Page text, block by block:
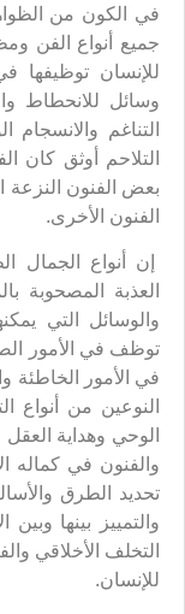
في الكون من
جميع أنواع الفن
للإنسان توظيفها
وسائل للانحطاط
التناغم والانسجام
التلاحم أوثق كان
بعض الفنون النزعة
الفنون الأخرى.
إن أنواع الجمال
العذبة المصحوبة
والوسائل التي
توظف في الأمور
في الأمور الخاطئة
النوعين من أنواع
الوحي وهداية
والفنون في كماله
تحديد الطرق
والتمييز بينها
التخلف الأخلاقي
للإنسان.